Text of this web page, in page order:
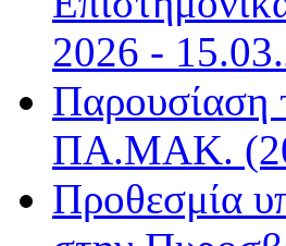
2026 -
ΠΑ.ΜΑΚ.
Προθεσμία